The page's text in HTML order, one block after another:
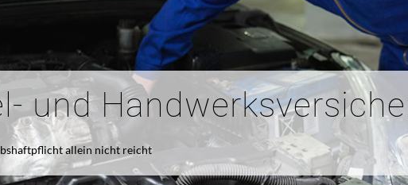
und
allein nicht reicht